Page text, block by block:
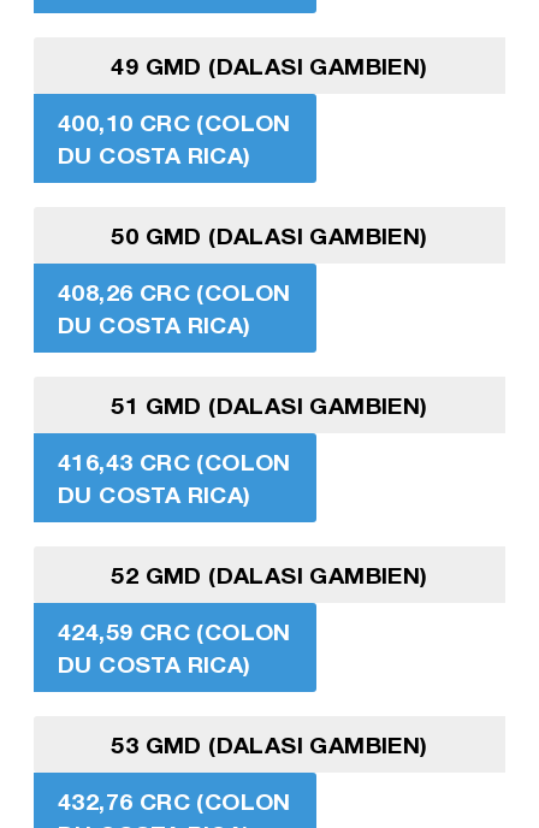
49 GMD (DALASI GAMBIEN)
400,10 CRC (COLON
DU COSTA RICA)
50 GMD (DALASI GAMBIEN)
408,26 CRC (COLON
DU COSTA RICA)
51 GMD (DALASI GAMBIEN)
416,43 CRC (COLON
DU COSTA RICA)
52 GMD (DALASI GAMBIEN)
424,59 CRC (COLON
DU COSTA RICA)
53 GMD (DALASI GAMBIEN)
432,76 CRC (COLON